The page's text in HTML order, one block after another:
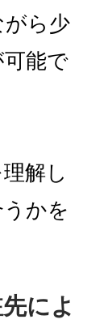
がら少
能で
解し
かを
によ